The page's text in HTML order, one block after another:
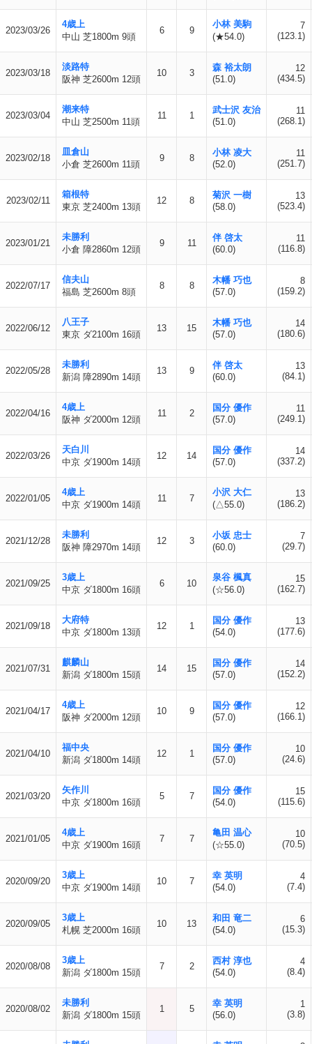
2023/03/26
4歳上
中山 芝1800m 9頭
6 9
小林 美駒
(★54.0)
7
(123.1)
2023/03/18
淡路特
阪神 芝2600m 12頭
10 3
森 裕太朗
(51.0)
12
(434.5)
2023/03/04
潮来特
中山 芝2500m 11頭
11 1
武士沢 友治
(51.0)
11
(268.1)
2023/02/18
皿倉山
小倉 芝2600m 11頭
9 8
小林 凌大
(52.0)
11
(251.7)
2023/02/11
箱根特
東京 芝2400m 13頭
12 8
菊沢 一樹
(58.0)
13
(523.4)
2023/01/21
未勝利
小倉 障2860m 12頭
9 11
伴 啓太
(60.0)
11
(116.8)
2022/07/17
信夫山
福島 芝2600m 8頭
8 8
木幡 巧也
(57.0)
8
(159.2)
2022/06/12
八王子
東京 ダ2100m 16頭
13 15
木幡 巧也
(57.0)
14
(180.6)
2022/05/28
未勝利
新潟 障2890m 14頭
13 9
伴 啓太
(60.0)
13
(84.1)
2022/04/16
4歳上
阪神 ダ2000m 12頭
11 2
国分 優作
(57.0)
11
(249.1)
2022/03/26
天白川
中京 ダ1900m 14頭
12 14
国分 優作
(57.0)
14
(337.2)
2022/01/05
4歳上
中京 ダ1900m 14頭
11 7
小沢 大仁
(△55.0)
13
(186.2)
2021/12/28
未勝利
阪神 障2970m 14頭
12 3
小坂 忠士
(60.0)
7
(29.7)
2021/09/25
3歳上
中京 ダ1800m 16頭
6 10
泉谷 楓真
(☆56.0)
15
(162.7)
2021/09/18
大府特
中京 ダ1800m 13頭
12 1
国分 優作
(54.0)
13
(177.6)
2021/07/31
麒麟山
新潟 ダ1800m 15頭
14 15
国分 優作
(57.0)
14
(152.2)
2021/04/17
4歳上
阪神 ダ2000m 12頭
10 9
国分 優作
(57.0)
12
(166.1)
2021/04/10
福中央
新潟 ダ1800m 14頭
12 1
国分 優作
(57.0)
10
(24.6)
2021/03/20
矢作川
中京 ダ1800m 16頭
5 7
国分 優作
(54.0)
15
(115.6)
2021/01/05
4歳上
中京 ダ1900m 16頭
7 7
亀田 温心
(☆55.0)
10
(70.5)
2020/09/20
3歳上
中京 ダ1900m 14頭
10 7
幸 英明
(54.0)
4
(7.4)
2020/09/05
3歳上
札幌 芝2000m 16頭
10 13
和田 竜二
(54.0)
6
(15.3)
2020/08/08
3歳上
新潟 ダ1800m 15頭
7 2
西村 淳也
(54.0)
4
(8.4)
2020/08/02
未勝利
新潟 ダ1800m 15頭
1 5
幸 英明
(56.0)
1
(3.8)